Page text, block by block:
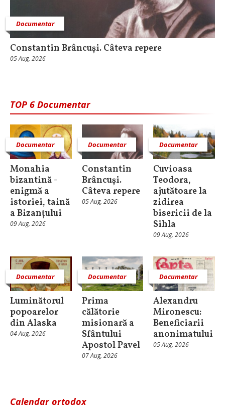
Documentar
Constantin Brâncuși. Câteva repere
05 Aug, 2026
TOP 6 Documentar
Documentar
Monahia
bizantină -
enigmă a
istoriei, taină
a Bizanțului
09 Aug, 2026
Documentar
Constantin
Brâncuși.
Câteva repere
05 Aug, 2026
Documentar
Cuvioasa
Teodora,
ajutătoare la
zidirea
bisericii de la
Sihla
09 Aug, 2026
Documentar
Luminătorul
popoarelor
din Alaska
04 Aug, 2026
Documentar
Prima
călătorie
misionară a
Sfântului
Apostol Pavel
07 Aug, 2026
Documentar
Alexandru
Mironescu:
Beneficiarii
anonimatului
05 Aug, 2026
Calendar ortodox